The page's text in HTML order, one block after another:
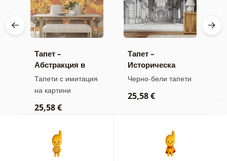
Тапет –
Абстракция в
стил Г. Климт
Тапети с имитация
на картини
25,58 €
Тапет –
Историческа
архитектура в
Черно-бели тапети
25,58 €